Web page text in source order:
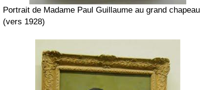
Portrait de Madame Paul Guillaume au grand chapeau
(vers 1928)